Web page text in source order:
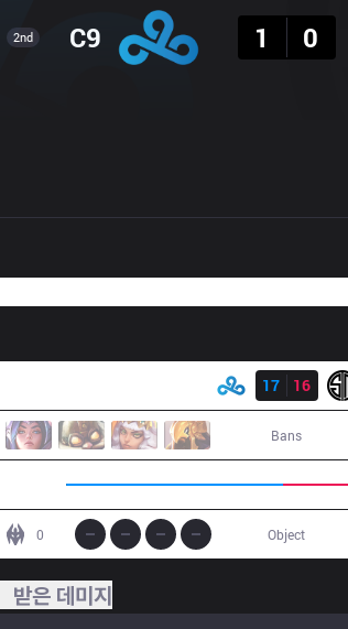
2nd C9
1
0
17
16
Bans
0 Object
받은 데미지